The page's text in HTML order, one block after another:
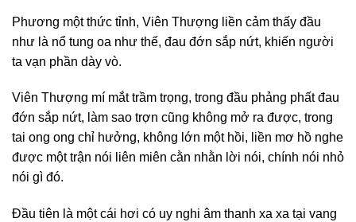
Phương một thức tỉnh, Viên Thượng liền cảm thấy đầu
như là nổ tung oa như thế, đau đớn sắp nứt, khiến người
ta vạn phần dày vò.
Viên Thượng mí mắt trầm trọng, trong đầu phảng phất đau
đớn sắp nứt, làm sao trợn cũng không mở ra được, trong
tai ong ong chỉ hưởng, không lớn một hồi, liền mơ hồ nghe
được một trận nói liên miên cằn nhằn lời nói, chính nói nhỏ
nói gì đó.
Đầu tiên là một cái hơi có uy nghi âm thanh xa xa tại vang